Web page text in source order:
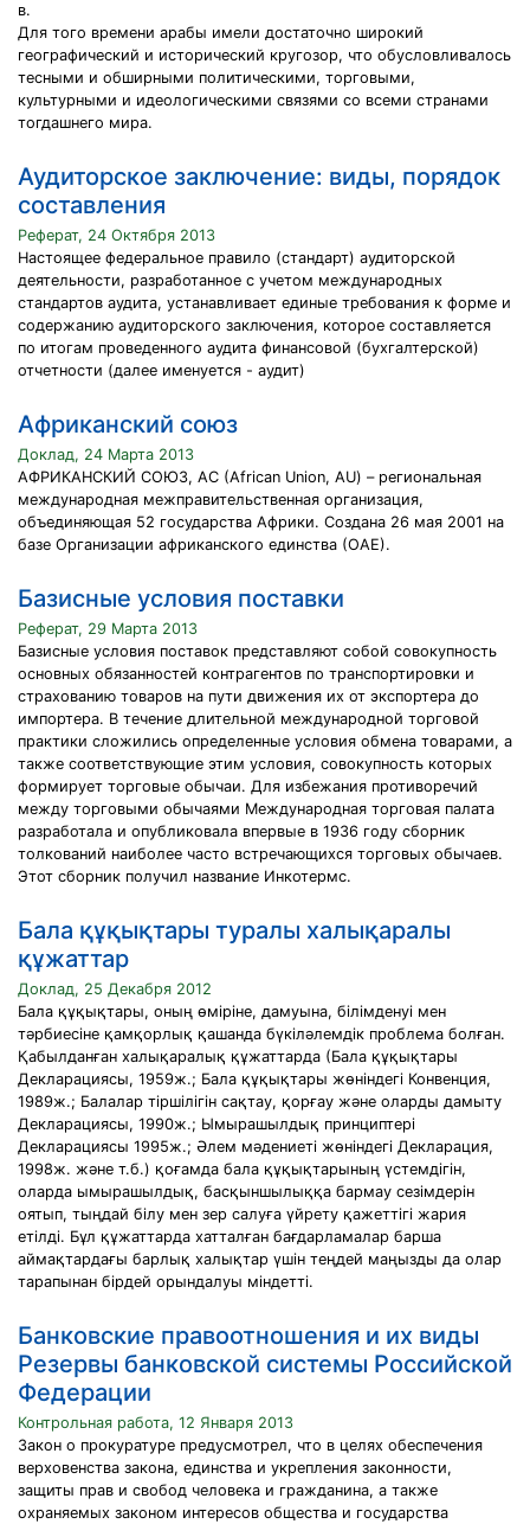
в.
Для того времени арабы имели достаточно широкий
географический и исторический кругозор, что обусловливалось
тесными и обширными политическими, торговыми,
культурными и идеологическими связями со всеми странами
тогдашнего мира.
Аудиторское заключение: виды, порядок
составления
Реферат, 24 Октября 2013
Настоящее федеральное правило (стандарт) аудиторской
деятельности, разработанное с учетом международных
стандартов аудита, устанавливает единые требования к форме и
содержанию аудиторского заключения, которое составляется
по итогам проведенного аудита финансовой (бухгалтерской)
отчетности (далее именуется - аудит)
Африканский союз
Доклад, 24 Марта 2013
АФРИКАНСКИЙ СОЮЗ, АС (African Union, AU) – региональная
международная межправительственная организация,
объединяющая 52 государства Африки. Создана 26 мая 2001 на
базе Организации африканского единства (ОАЕ).
Базисные условия поставки
Реферат, 29 Марта 2013
Базисные условия поставок представляют собой совокупность
основных обязанностей контрагентов по транспортировки и
страхованию товаров на пути движения их от экспортера до
импортера. В течение длительной международной торговой
практики сложились определенные условия обмена товарами, а
также соответствующие этим условия, совокупность которых
формирует торговые обычаи. Для избежания противоречий
между торговыми обычаями Международная торговая палата
разработала и опубликовала впервые в 1936 году сборник
толкований наиболее часто встречающихся торговых обычаев.
Этот сборник получил название Инкотермс.
Бала құқықтары туралы халықаралы
құжаттар
Доклад, 25 Декабря 2012
Бала құқықтары, оның өміріне, дамуына, білімденуі мен
тəрбиесіне қамқорлық қашанда бүкілəлемдік проблема болған.
Қабылданған халықаралық құжаттарда (Бала құқықтары
Декларациясы, 1959ж.; Бала құқықтары жөніндегі Конвенция,
1989ж.; Балалар тіршілігін сақтау, қорғау жəне оларды дамыту
Декларациясы, 1990ж.; Ымырашылдық принциптері
Декларациясы 1995ж.; Əлем мəдениеті жөніндегі Декларация,
1998ж. жəне т.б.) қоғамда бала құқықтарының үстемдігін,
оларда ымырашылдық, басқыншылыққа бармау сезімдерін
оятып, тыңдай білу мен зер салуға үйрету қажеттігі жария
етілді. Бұл құжаттарда хатталған бағдарламалар барша
аймақтардағы барлық халықтар үшін теңдей маңызды да олар
тарапынан бірдей орындалуы міндетті.
Банковские правоотношения и их виды
Резервы банковской системы Российской
Федерации
Контрольная работа, 12 Января 2013
Закон о прокуратуре предусмотрел, что в целях обеспечения
верховенства закона, единства и укрепления законности,
защиты прав и свобод человека и гражданина, а также
охраняемых законом интересов общества и государства